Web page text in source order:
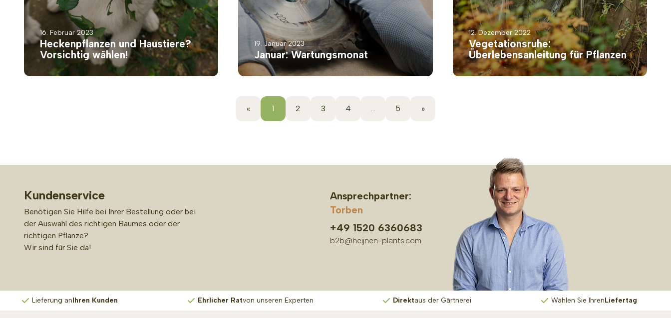
16. Februar 2023
Heckenpflanzen und Haustiere?
Vorsichtig wählen!
19. Januar 2023
Januar: Wartungsmonat
12. Dezember 2022
Vegetationsruhe:
Überlebensanleitung für Pflanzen
« 1 2 3 4 ... 5 »
Kundenservice
Benötigen Sie Hilfe bei Ihrer Bestellung oder bei
der Auswahl des richtigen Baumes oder der
richtigen Pflanze?
Wir sind für Sie da!
Ansprechpartner:
Torben
+49 1520 6360683
b2b@heijnen-plants.com
Lieferung anIhren Kunden Ehrlicher Ratvon unseren Experten Direktaus der Gärtnerei Wählen Sie IhrenLiefertag